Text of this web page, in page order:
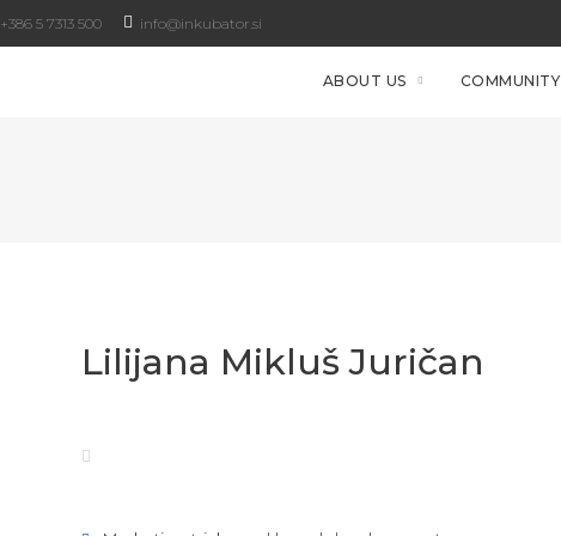
+386 5 7313 500 info@inkubator.si
ABOUT US COMMUNITY
Lilijana Mikluš Juričan